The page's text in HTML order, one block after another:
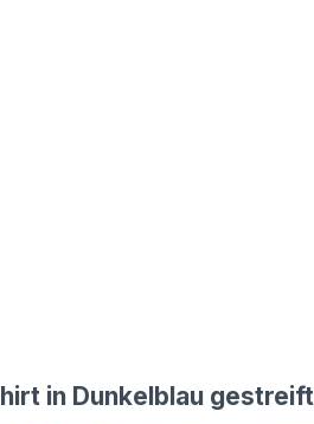
in Dunkelblau gestreift